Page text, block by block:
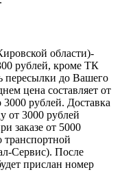
области)-
рублей, кроме ТК
пересылки до Вашего
цена составляет от
рублей. Доставка
от 3000 рублей
заказе от 5000
Сервис). После
прислан номер